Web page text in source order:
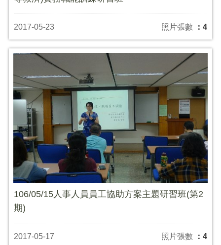
2017-05-23 照片張數 ：4
106/05/15人事人員員工協助方案主題研習班(第2
期)
2017-05-17 照片張數 ：4